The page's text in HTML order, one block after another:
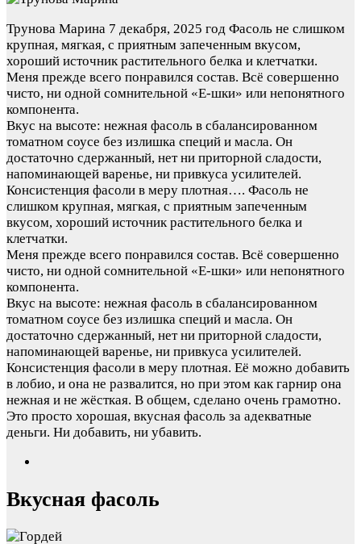
Трунова Марина 7 декабря, 2025 год Фасоль не слишком
крупная, мягкая, с приятным запеченным вкусом,
хороший источник растительного белка и клетчатки.
Меня прежде всего понравился состав. Всё совершенно
чисто, ни одной сомнительной «Е-шки» или непонятного
компонента.
Вкус на высоте: нежная фасоль в сбалансированном
томатном соусе без излишка специй и масла. Он
достаточно сдержанный, нет ни приторной сладости,
напоминающей варенье, ни привкуса усилителей.
Консистенция фасоли в меру плотная…. Фасоль не
слишком крупная, мягкая, с приятным запеченным
вкусом, хороший источник растительного белка и
клетчатки.
Меня прежде всего понравился состав. Всё совершенно
чисто, ни одной сомнительной «Е-шки» или непонятного
компонента.
Вкус на высоте: нежная фасоль в сбалансированном
томатном соусе без излишка специй и масла. Он
достаточно сдержанный, нет ни приторной сладости,
напоминающей варенье, ни привкуса усилителей.
Консистенция фасоли в меру плотная. Её можно добавить
в лобио, и она не развалится, но при этом как гарнир она
нежная и не жёсткая. В общем, сделано очень грамотно.
Это просто хорошая, вкусная фасоль за адекватные
деньги. Ни добавить, ни убавить.
Вкусная фасоль